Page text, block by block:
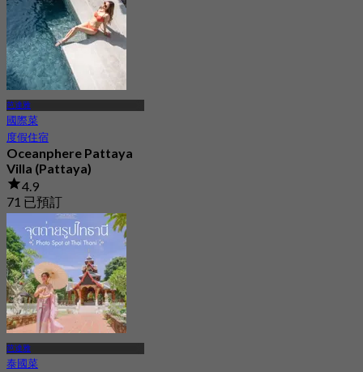
芭達雅
國際菜
度假住宿
Oceanphere Pattaya
Villa (Pattaya)
4.9
71 已預訂
฿ 2,624.87
芭達雅
泰國菜